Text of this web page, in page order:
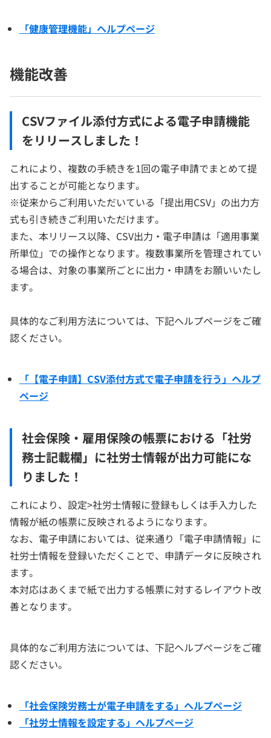
「健康管理機能」ヘルプページ
機能改善
CSVファイル添付方式による電子申請機能
をリリースしました！
これにより、複数の手続きを1回の電子申請でまとめて提
出することが可能となります。
※従来からご利用いただいている「提出用CSV」の出力方
式も引き続きご利用いただけます。
また、本リリース以降、CSV出力・電子申請は「適用事業
所単位」での操作となります。複数事業所を管理されてい
る場合は、対象の事業所ごとに出力・申請をお願いいたし
ます。
具体的なご利用方法については、下記ヘルプページをご確
認ください。
「【電子申請】CSV添付方式で電子申請を行う」ヘルプ
ページ
社会保険・雇用保険の帳票における「社労
務士記載欄」に社労士情報が出力可能にな
りました！
これにより、設定>社労士情報に登録もしくは手入力した
情報が紙の帳票に反映されるようになります。
なお、電子申請においては、従来通り「電子申請情報」に
社労士情報を登録いただくことで、申請データに反映され
ます。
本対応はあくまで紙で出力する帳票に対するレイアウト改
善となります。
具体的なご利用方法については、下記ヘルプページをご確
認ください。
「社会保険労務士が電子申請をする」ヘルプページ
「社労士情報を設定する」ヘルプページ